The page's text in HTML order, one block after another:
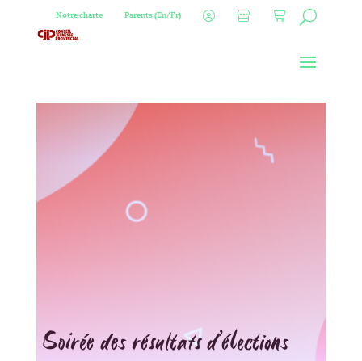
Notre charte Parents (En/Fr)
Soirée des résultats d’élections